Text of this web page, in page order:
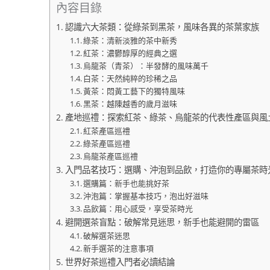
內容目錄
認識六大茶類：從綠茶到黑茶，風味各異的茶葉家族
綠茶：清新淡雅的茶中新秀
紅茶：濃鬱醇厚的經典之選
烏龍茶（青茶）：半發酵的風味萬千
白茶：天然純粹的珍稀之品
黃茶：悶黃工藝下的獨特風味
黑茶：越陳越香的歲月滋味
產地巡禮：探索紅茶、綠茶、烏龍茶的代表性產區與風
紅茶產區巡禮
綠茶產區巡禮
烏龍茶產區巡禮
入門品茗技巧：選購、沖泡到品飲，打造你的專屬茶時
選購篇：新手也能挑好茶
沖泡篇：掌握基本技巧，泡出好滋味
品飲篇：用心感受，享受茶時光
避開選茶盲點：破解常見迷思，新手也能避開的雷區
破解選茶迷思
新手選茶的注意事項
世界好茶巡禮入門者必讀結論